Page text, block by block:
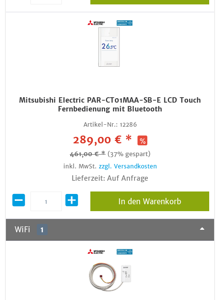
Mitsubishi Electric PAR-CT01MAA-SB-E LCD Touch
Fernbedienung mit Bluetooth
Artikel-Nr.: 12286
289,00 € *
461,00 € * (37% gespart)
inkl. MwSt. zzgl. Versandkosten
Lieferzeit: Auf Anfrage
In den Warenkorb
WiFi 1